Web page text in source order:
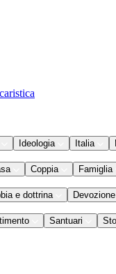
Ideologia Italia
Coppia Famiglia
e dottrina Devozione
Santuari